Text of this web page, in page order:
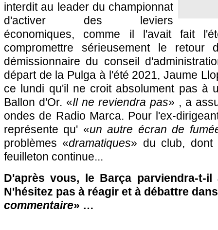
interdit au leader du championnat
d'activer des leviers
économiques, comme il l'avait fait
compromettre sérieusement le retour
démissionnaire du conseil
départ de la Pulga à l'été 2021, Jaume
ce lundi qu'il ne croit absolument pas à
Ballon d'Or. «Il ne reviendra pas» , a
ondes de Radio Marca. Pour l'ex-
représente qu' «un autre écran de
problèmes «dramatiques» du club, dont
feuilleton continue...
D'après vous, le Barça parviendra-t-
N'hésitez pas à réagir et à débattre
commentaire» …